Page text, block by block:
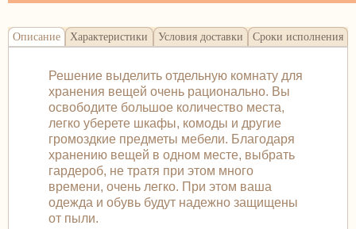
Описание Характеристики Условия доставки Сроки исполнения
Решение выделить отдельную комнату для
хранения вещей очень рационально. Вы
освободите большое количество места,
легко уберете шкафы, комоды и другие
громоздкие предметы мебели. Благодаря
хранению вещей в одном месте, выбрать
гардероб, не тратя при этом много
времени, очень легко. При этом ваша
одежда и обувь будут надежно защищены
от пыли.